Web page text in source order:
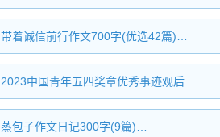
带着诚信前行作文700字(优选42篇)…
2023中国青年五四奖章优秀事迹观后…
蒸包子作文日记300字(9篇)…